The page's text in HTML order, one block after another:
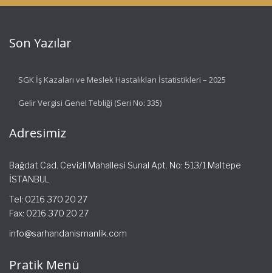
Son Yazılar
SGK İş Kazaları ve Meslek Hastalıkları İstatistikleri – 2025
Gelir Vergisi Genel Tebliği (Seri No: 335)
Adresimiz
Bağdat Cad. Cevizli Mahallesi Sunal Apt. No: 513/1 Maltepe
İSTANBUL
Tel: 0216 370 20 27
Fax: 0216 370 20 27
info@sarhandanismanlik.com
Pratik Menü